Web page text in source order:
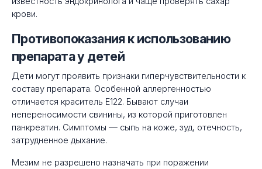
крови.
Противопоказания к использованию
препарата у детей
Дети могут проявить признаки гиперчувствительности к
составу препарата. Особенной аллергенностью
отличается краситель Е122. Бывают случаи
непереносимости свинины, из которой приготовлен
панкреатин. Симптомы — сыпь на коже, зуд, отечность,
затрудненное дыхание.
Мезим не разрешено назначать при поражении